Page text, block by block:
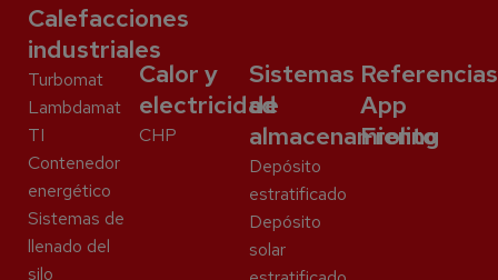
Calefacciones
industriales
Turbomat
Lambdamat
TI
Contenedor
energético
Sistemas de
llenado del
silo
Calor y
electricidad
CHP
Sistemas
de
almacenamiento
Depósito
estratificado
Depósito
solar
Referencias
App
Froling